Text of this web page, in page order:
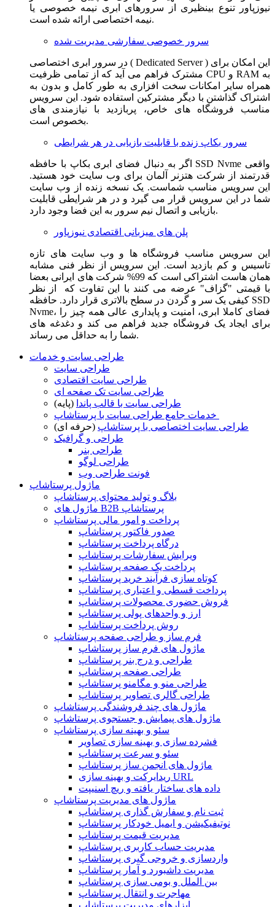
نیوزپاور تنوع بینظیری از سرورهای ابری نیمه خصوصی یا
نیمه اختصاصی ارائه شده است.
سرور خصوصی سفارشی مدیریت شده
در سرور ابری اختصاصی ( Dedicated Server ) این امکان برای
مشترک فراهم می آید که از تمامی ظرفیت CPU و RAM به
همراه سایر امکانات سخت افزاری به طور کامل و بدون به
اشتراک گذاشتن با دیگر مشترکین استفاده شود. این سرویس
مناسب فروشگاه های خاص، پربازدید با نیازمندی های
بخصوص است.
سرور بکاپ زنده با قابلیت بازیابی در هر شرایطی
اگر به دنبال فضای ابری بکاپ با حافظه SSD Nvme واقعی
قدرتمند از شرکت هتزنر آلمان برای وب سایت خود هستید.
این سرویس مناسب شماست. یک نسخه زنده از وب سایت
شما در این سرویس قرار می گیرد و در هر شرایطی قابلیت
بازیابی و اتصال نیم سرور به این فضا وجود دارد.
پلن های میزبانی اقتصادی نیوزپاور
این سرویس مناسب فروشگاه ها و وب سایت های تازه
تاسیس و کم بازدید است. این سرویس از نظر فنی مشابه
همان هاست اشتراکی است که 99% شرکت های ایرانی بعضا
با قیمتی "گزاف" عرضه می کنند با این تفاوت که از نظر
کیفی یک سر و گردن در سطح بالاتری قرار دارد. حافظه SSD
Nvme، فضای کاملا ابری، امنیت و پایداری عالی همه چیز را
برای ایجاد یک فروشگاه جدید فراهم می کند و دغدغه های
شما را به حداقل می رساند.
طراحی سایت و خدمات
طراحی سایت
طراحی سایت اقتصادی
طراحی سایت تک صفحه ای
طراحی سایت با قالب پاندا (پایه)
طراحی سایت اختصاصی با پرستاشاپ (حرفه ای)
طراحی و گرافیک
طراحی بنر
طراحی لوگو
فونت طراحی وب
ماژول پرستاشاپ
بلاگ و تولید محتوای پرستاشاپ
ماژول های B2B پرستاشاپ
پرداخت و امور مالی پرستاشاپ
صدور فاکتور پرستاشاپ
درگاه پرداخت پرستاشاپ
ویرایش سفارشات پرستاشاپ
پرداخت یک صفحه پرستاشاپ
کوتاه سازی فرآیند خرید پرستاشاپ
پرداخت قسطی و اعتباری پرستاشاپ
فروش حضوری محصولات پرستاشاپ
ارز و واحدهای پولی پرستاشاپ
روش پرداخت پرستاشاپ
فرم ساز و طراحی صفحه پرستاشاپ
ماژول های فرم ساز پرستاشاپ
طراحی و درج بنر پرستاشاپ
طراحی صفحه پرستاشاپ
طراحی منو و مگامنو پرستاشاپ
طراحی گالری تصاویر پرستاشاپ
ماژول های چند فروشندگی پرستاشاپ
ماژول های پیمایش و جستجوی پرستاشاپ
سئو و بهینه سازی پرستاشاپ
فشرده سازی و بهینه سازی تصاویر
سئو و سرعت پرستاشاپ
ماژول های انجمن ساز پرستاشاپ
ریدایرکت و بهینه سازی URL
داده های ساختار یافته و ریچ اسنیپت
ماژول های مدیریت پرستاشاپ
ثبت نام و سفارش گذاری پرستاشاپ
نوتیفیکیشن و ایمیل خودکار پرستاشاپ
مدیریت قیمت پرستاشاپ
مدیریت حساب کاربری پرستاشاپ
واردسازی و خروجی گیری پرستاشاپ
مدیریت داشبورد و آمار پرستاشاپ
بین الملل و بومی سازی پرستاشاپ
مهاجرت و انتقال پرستاشاپ
ابزارهای مدیریت پرستاشاپ